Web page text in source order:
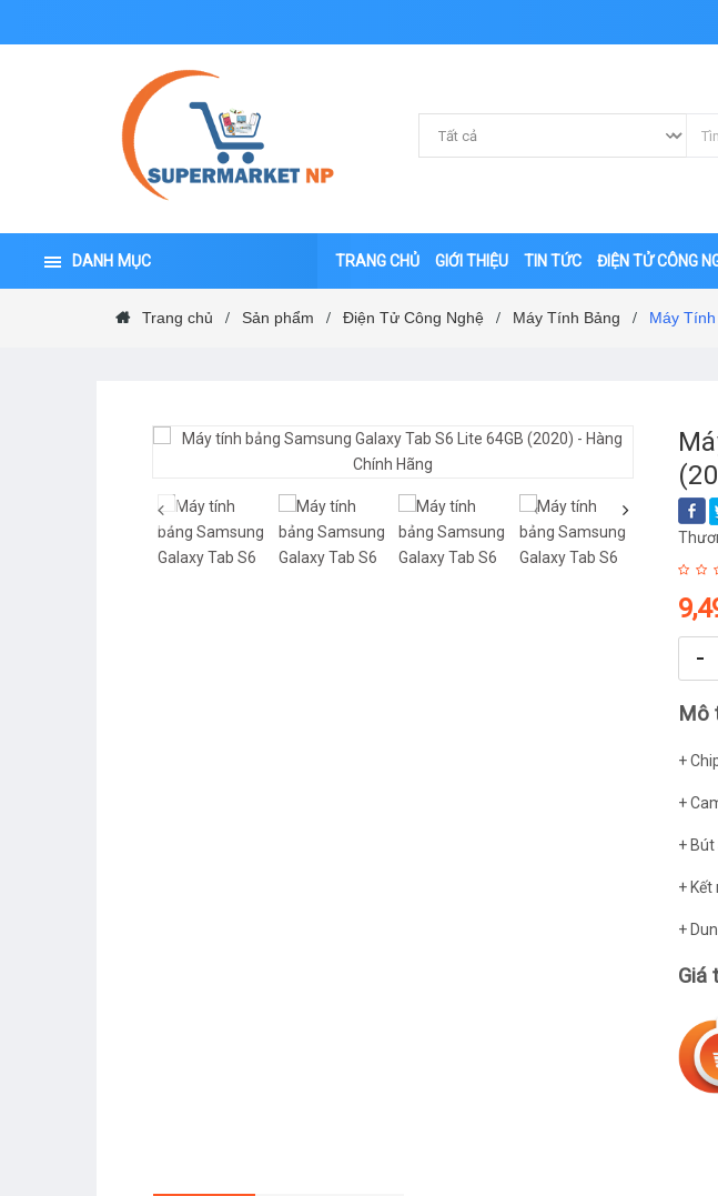
DANH MỤC TRANG CHỦ GIỚI THIỆU TIN TỨC ĐIỆN TỬ CÔNG
Trang chủ / Sản phẩm / Điện Tử Công Nghệ / Máy Tính Bảng / Máy
‹
-
Mô
+
+
+
+ Kết
+
Giá